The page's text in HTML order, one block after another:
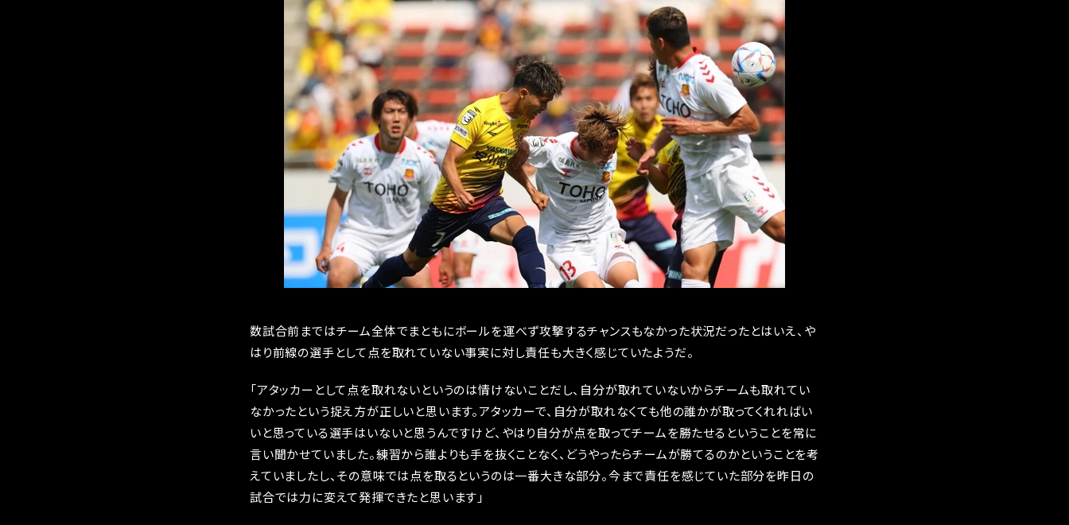
数試合前まではチーム全体でまともにボールを運べず攻撃するチャンスもなかった状況だったとはいえ、や
はり前線の選手として点を取れていない事実に対し責任も大きく感じていたようだ。
「アタッカーとして点を取れないというのは情けないことだし、自分が取れていないからチームも取れてい
なかったという捉え方が正しいと思います。アタッカーで、自分が取れなくても他の誰かが取ってくれればい
いと思っている選手はいないと思うんですけど、やはり自分が点を取ってチームを勝たせるということを常に
言い聞かせていました。練習から誰よりも手を抜くことなく、どうやったらチームが勝てるのかということを考
えていましたし、その意味では点を取るというのは一番大きな部分。今まで責任を感じていた部分を昨日の
試合では力に変えて発揮できたと思います」